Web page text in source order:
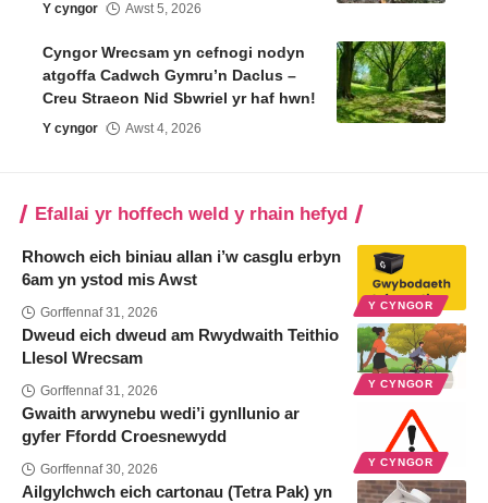
Y cyngor Awst 5, 2026
Cyngor Wrecsam yn cefnogi nodyn
atgoffa Cadwch Gymru’n Daclus –
Creu Straeon Nid Sbwriel yr haf hwn!
Y cyngor Awst 4, 2026
Efallai yr hoffech weld y rhain hefyd
Y CYNGOR
Rhowch eich biniau allan i’w casglu erbyn
6am yn ystod mis Awst
Gorffennaf 31, 2026
Y CYNGOR
Dweud eich dweud am Rwydwaith Teithio
Llesol Wrecsam
Gorffennaf 31, 2026
Y CYNGOR
Gwaith arwynebu wedi’i gynllunio ar
gyfer Ffordd Croesnewydd
Gorffennaf 30, 2026
Ailgylchwch eich cartonau (Tetra Pak) yn